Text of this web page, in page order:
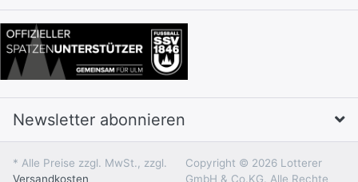
Newsletter abonnieren
* Alle Preise zzgl. MwSt., zzgl.
Versandkosten
Copyright © 2026 Lotterer
GmbH & Co.KG. Alle Rechte